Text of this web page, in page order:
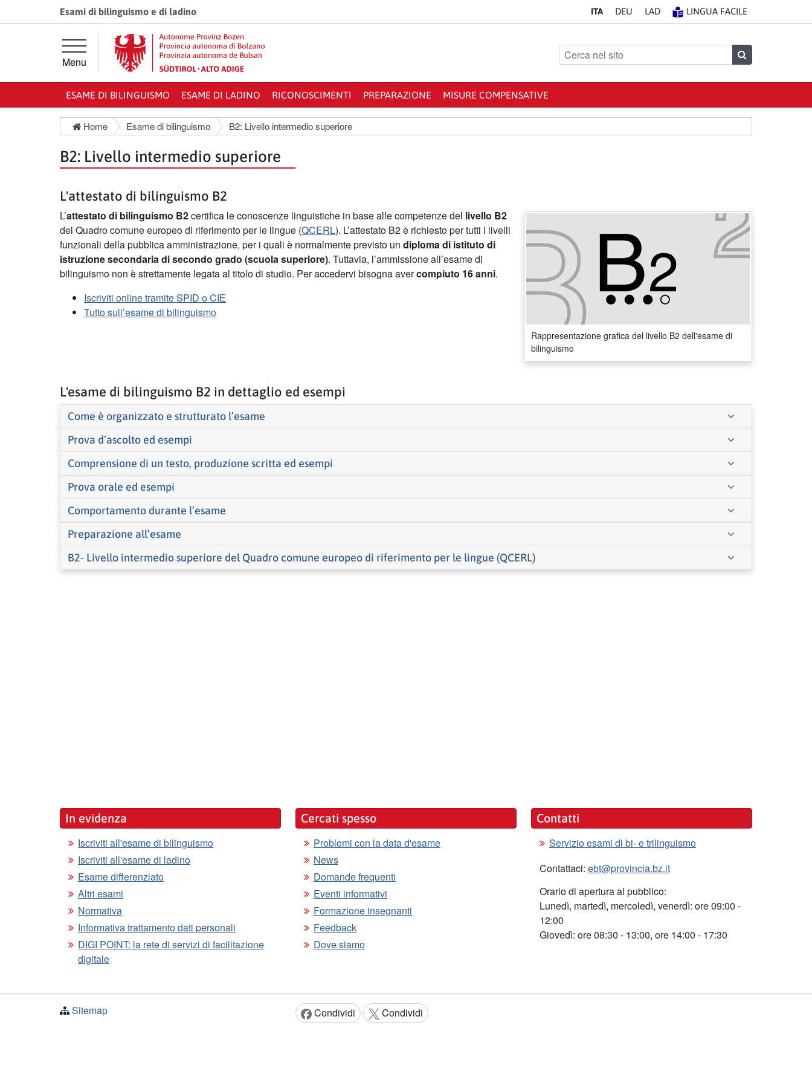
Vai direttamente alla navigazione principale
Vai al contenuto principaleEsami di bilinguismo e di ladino ITA DEU LAD LINGUA FACILE
Menu
Cerca nel sito
ESAME DI BILINGUISMO ESAME DI LADINO RICONOSCIMENTI PREPARAZIONE MISURE COMPENSATIVE
Home Esame di bilinguismo B2: Livello intermedio superiore
B2: Livello intermedio superiore
L'attestato di bilinguismo B2
Rappresentazione grafica del livello B2 dell'esame di
bilinguismo
L’attestato di bilinguismo B2certifica le conoscenze linguistiche in base alle competenze del livello B2
del Quadro comune europeo di riferimento per le lingue (QCERL). L’attestato B2 è richiesto per tutti i livelli
funzionali della pubblica amministrazione, per i quali è normalmente previsto un diploma di istituto di
istruzione secondaria di secondo grado (scuola superiore). Tuttavia, l’ammissione all’esame di
bilinguismo non è strettamente legata al titolo di studio. Per accedervi bisogna avercompiuto 16 anni.
Iscriviti online tramite SPID o CIE
Tutto sull’esame di bilinguismo
L'esame di bilinguismo B2 in dettaglio ed esempi
Come è organizzato e strutturato l’esame
Prova d’ascolto ed esempi
Comprensione di un testo, produzione scritta ed esempi
Prova orale ed esempi
Comportamento durante l’esame
Preparazione all’esame
B2- Livello intermedio superiore del Quadro comune europeo di riferimento per le lingue (QCERL)
In evidenza
Iscriviti all'esame di bilinguismo
Iscriviti all'esame di ladino
Esame differenziato
Altri esami
Normativa
Informativa trattamento dati personali
DIGI POINT: la rete di servizi di facilitazione
digitale
Cercati spesso
Problemi con la data d'esame
News
Domande frequenti
Eventi informativi
Formazione insegnanti
Feedback
Dove siamo
Contatti
Servizio esami di bi- e trilinguismo
Contattaci: ebt@provincia.bz.it
Orario di apertura al pubblico:
Lunedì, martedì, mercoledì, venerdì: ore 09:00 -
12:00
Giovedì: ore 08:30 - 13:00, ore 14:00 - 17:30
Sitemap
Condividi:
Condividi Condividi